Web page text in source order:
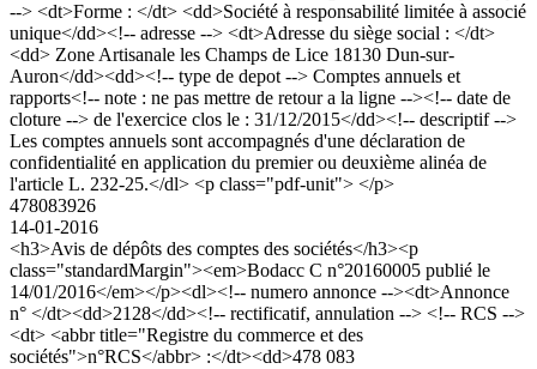
--> <dt>Forme : </dt> <dd>Société à responsabilité limitée à associé
unique</dd><!-- adresse --> <dt>Adresse du siège social : </dt>
<dd> Zone Artisanale les Champs de Lice 18130 Dun-sur-
Auron</dd><dd><!-- type de depot --> Comptes annuels et
rapports<!-- note : ne pas mettre de retour a la ligne --><!-- date de
cloture --> de l'exercice clos le : 31/12/2015</dd><!-- descriptif -->
Les comptes annuels sont accompagnés d'une déclaration de
confidentialité en application du premier ou deuxième alinéa de
l'article L. 232-25.</dl> <p class="pdf-unit"> </p>
478083926
14-01-2016
<h3>Avis de dépôts des comptes des sociétés</h3><p
class="standardMargin"><em>Bodacc C n°20160005 publié le
14/01/2016</em></p><dl><!-- numero annonce --><dt>Annonce
n° </dt><dd>2128</dd><!-- rectificatif, annulation --> <!-- RCS -->
<dt> <abbr title="Registre du commerce et des
sociétés">n°RCS</abbr> :</dt><dd>478 083